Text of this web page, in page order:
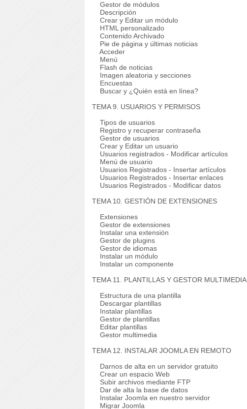
Gestor de módulos
Descripción
Crear y Editar un módulo
HTML personalizado
Contenido Archivado
Pie de página y últimas noticias
Acceder
Menú
Flash de noticias
Imagen aleatoria y secciones
Encuestas
Buscar y ¿Quién está en línea?
TEMA 9. USUARIOS Y PERMISOS
Tipos de usuarios
Registro y recuperar contraseña
Gestor de usuarios
Crear y Editar un usuario
Usuarios registrados - Modificar artículos
Menú de usuario
Usuarios Registrados - Insertar artículos
Usuarios Registrados - Insertar enlaces
Usuarios Registrados - Modificar datos
TEMA 10. GESTIÓN DE EXTENSIONES
Extensiones
Gestor de extensiones
Instalar una extensión
Gestor de plugins
Gestor de idiomas
Instalar un módulo
Instalar un componente
TEMA 11. PLANTILLAS Y GESTOR MULTIMEDIA
Estructura de una plantilla
Descargar plantillas
Instalar plantillas
Gestor de plantillas
Editar plantillas
Gestor multimedia
TEMA 12. INSTALAR JOOMLA EN REMOTO
Darnos de alta en un servidor gratuito
Crear un espacio Web
Subir archivos mediante FTP
Dar de alta la base de datos
Instalar Joomla en nuestro servidor
Migrar Joomla